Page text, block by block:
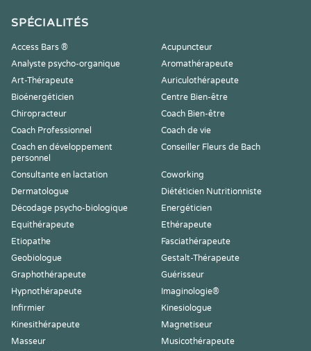
SPÉCIALITÉS
Access Bars ®
Acupuncteur
Analyste psycho-organique
Aromathérapeute
Art-Thérapeute
Auriculothérapeute
Bioénergéticien
Centre Bien-être
Chiropracteur
Coach Bien-être
Coach Professionnel
Coach de vie
Coach en développement
personnel
Conseiller Fleurs de Bach
Consultante en lactation
Coworking
Dermatologue
Diététicien Nutritionniste
Décodage psycho-biologique
Energéticien
Equithérapeute
Ethérapeute
Etiopathe
Fasciathérapeute
Geobiologue
Gestalt-Thérapeute
Graphothérapeute
Guérisseur
Hypnothérapeute
Imaginologie®
Infirmier
Kinesiologue
Kinesithérapeute
Magnetiseur
Masseur
Musicothérapeute